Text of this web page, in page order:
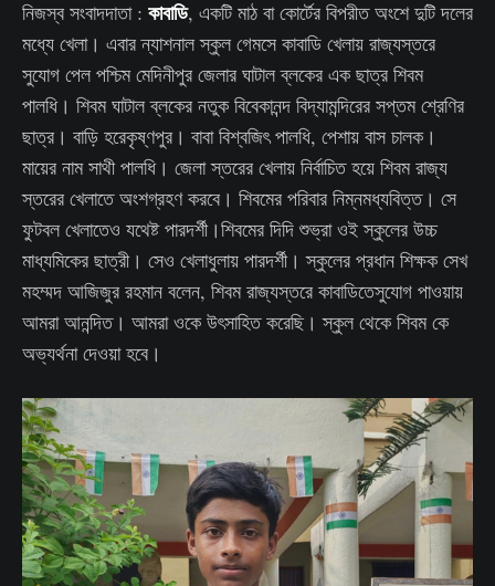
নিজস্ব সংবাদদাতা : কাবাডি, একটি মাঠ বা কোর্টের বিপরীত অংশে দুটি দলের
মধ্যে খেলা। এবার ন্যাশনাল স্কুল গেমসে কাবাডি খেলায় রাজ্যস্তরে
সুযোগ পেল পশ্চিম মেদিনীপুর জেলার ঘাটাল ব্লকের এক ছাত্র শিবম
পালধি। শিবম ঘাটাল ব্লকের নতুক বিবেকানন্দ বিদ্যামন্দিরের সপ্তম শ্রেণির
ছাত্র। বাড়ি হরেকৃষ্ণপুর। বাবা বিশ্বজিৎ পালধি, পেশায় বাস চালক।
মায়ের নাম সাথী পালধি। জেলা স্তরের খেলায় নির্বাচিত হয়ে শিবম রাজ্য
স্তরের খেলাতে অংশগ্রহণ করবে। শিবমের পরিবার নিম্নমধ্যবিত্ত। সে
ফুটবল খেলাতেও যথেষ্ট পারদর্শী।শিবমের দিদি শুভ্রা ওই স্কুলের উচ্চ
মাধ্যমিকের ছাত্রী। সেও খেলাধুলায় পারদর্শী। স্কুলের প্রধান শিক্ষক সেখ
মহম্মদ আজিজুর রহমান বলেন, শিবম রাজ্যস্তরে কাবাডিতেসুযোগ পাওয়ায়
আমরা আনন্দিত। আমরা ওকে উৎসাহিত করেছি। স্কুল থেকে শিবম কে
অভ্যর্থনা দেওয়া হবে।